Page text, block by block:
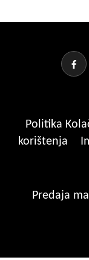
Politika
korištenja
Predaja